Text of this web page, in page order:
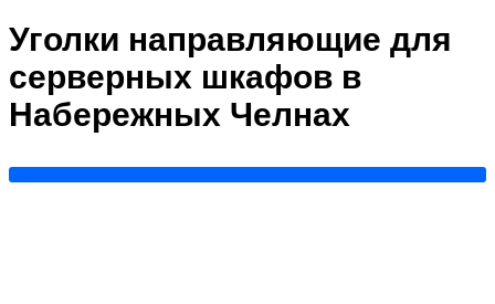
Уголки направляющие для
серверных шкафов в
Набережных Челнах